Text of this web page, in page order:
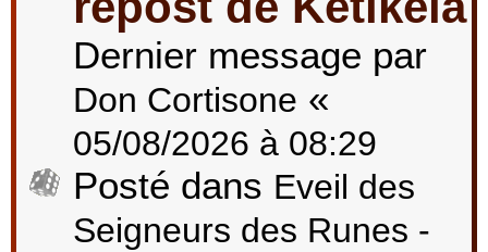
Dernier message par
Don Cortisone «
05/08/2026 à 08:29
Posté dans Eveil des
Seigneurs des Runes -